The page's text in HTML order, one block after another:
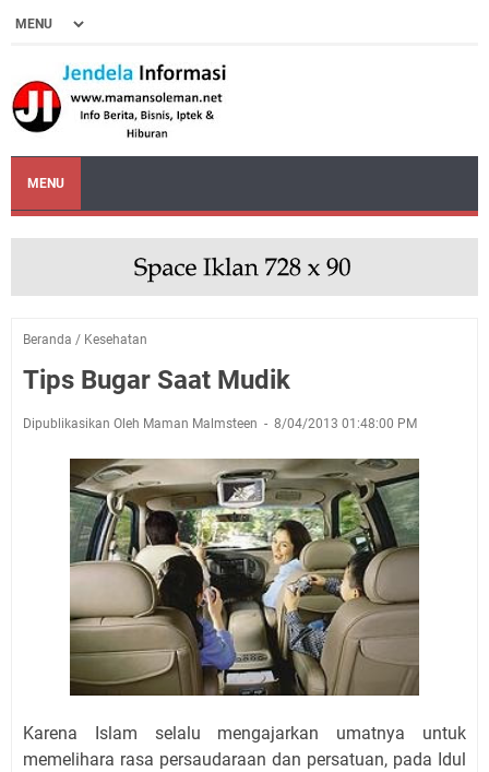
MENU
Beranda / Kesehatan
Tips Bugar Saat Mudik
Dipublikasikan Oleh Maman Malmsteen 8/04/2013 01:48:00 PM
Karena Islam selalu mengajarkan umatnya untuk
memelihara rasa persaudaraan dan persatuan, pada Idul